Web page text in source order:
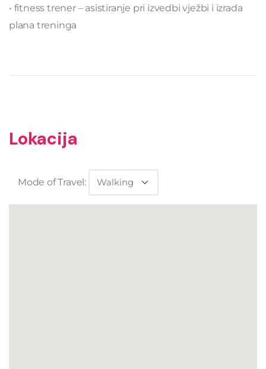
• fitness trener – asistiranje pri izvedbi vježbi i izrada
plana treninga
Lokacija
Mode of Travel: